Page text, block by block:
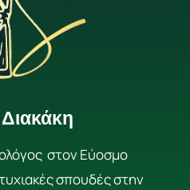
στον Εύοσμο
σπουδές στην